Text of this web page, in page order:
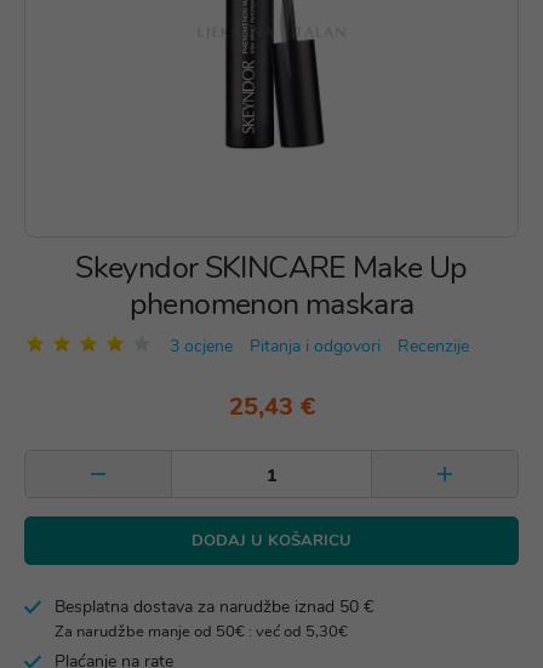
Skeyndor SKINCARE Make Up
phenomenon maskara
3 ocjene Pitanja i odgovori Recenzije
25,43 €
DODAJ U KOŠARICU
Besplatna dostava za narudžbe iznad 50 €
Za narudžbe manje od 50€ : već od 5,30€
Plaćanje na rate